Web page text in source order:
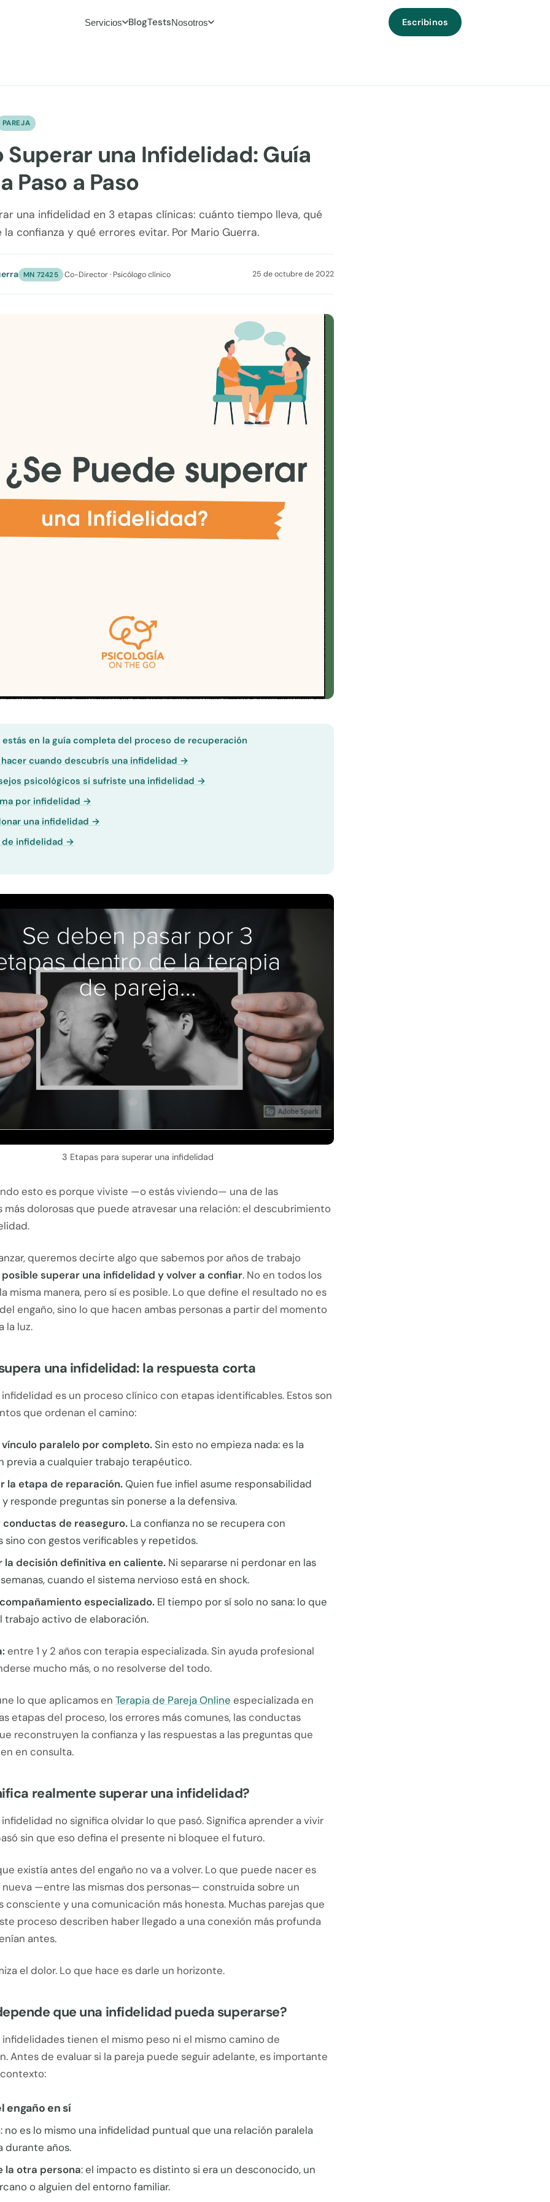
Servicios BlogTestsNosotros Escribinos
PAREJA
Superar una Infidelidad: Guía
Paso a Paso
una infidelidad en 3 etapas clínicas: cuánto tiempo lleva, qué
confianza y qué errores evitar. Por Mario Guerra.
MN 72425 ·Co-Director · Psicólogo clínico 25 de octubre de 2022
estás en la guía completa del proceso de recuperación
hacer cuando descubrís una infidelidad →
psicológicos si sufriste una infidelidad →
por infidelidad →
una infidelidad →
de infidelidad →
3 Etapas para superar una infidelidad
esto es porque viviste —o estás viviendo— una de las
más dolorosas que puede atravesar una relación: el descubrimiento
queremos decirte algo que sabemos por años de trabajo
posible superar una infidelidad y volver a confiar. No en todos los
misma manera, pero sí es posible. Lo que define el resultado no es
engaño, sino lo que hacen ambas personas a partir del momento
la luz.
una infidelidad: la respuesta corta
es un proceso clínico con etapas identificables. Estos son
que ordenan el camino:
paralelo por completo. Sin esto no empieza nada: es la
previa a cualquier trabajo terapéutico.
la etapa de reparación.Quien fue infiel asume responsabilidad
responde preguntas sin ponerse a la defensiva.
conductas de reaseguro. La confianza no se recupera con
sino con gestos verificables y repetidos.
la decisión definitiva en caliente. Ni separarse ni perdonar en las
cuando el sistema nervioso está en shock.
especializado. El tiempo por sí solo no sana: lo que
trabajo activo de elaboración.
entre 1 y 2 años con terapia especializada. Sin ayuda profesional
mucho más, o no resolverse del todo.
lo que aplicamos en Terapia de Pareja Online especializada en
etapas del proceso, los errores más comunes, las conductas
reconstruyen la confianza y las respuestas a las preguntas que
en consulta.
realmente superar una infidelidad?
no significa olvidar lo que pasó. Significa aprender a vivir
sin que eso defina el presente ni bloquee el futuro.
existía antes del engaño no va a volver. Lo que puede nacer es
nueva —entre las mismas dos personas— construida sobre un
consciente y una comunicación más honesta. Muchas parejas que
proceso describen haber llegado a una conexión más profunda
antes.
el dolor. Lo que hace es darle un horizonte.
que una infidelidad pueda superarse?
infidelidades tienen el mismo peso ni el mismo camino de
Antes de evaluar si la pareja puede seguir adelante, es importante
engaño en sí
: no es lo mismo una infidelidad puntual que una relación paralela
durante años.
la otra persona: el impacto es distinto si era un desconocido, un
o alguien del entorno familiar.